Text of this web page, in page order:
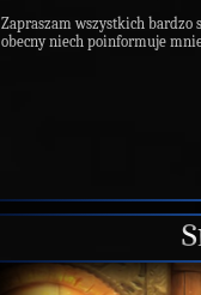
Zapraszam wszystkich bardzo
obecny niech poinformuje